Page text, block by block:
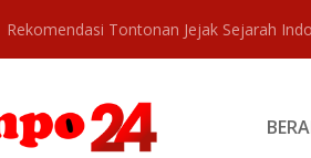
Rekomendasi Tontonan Jejak Sejarah